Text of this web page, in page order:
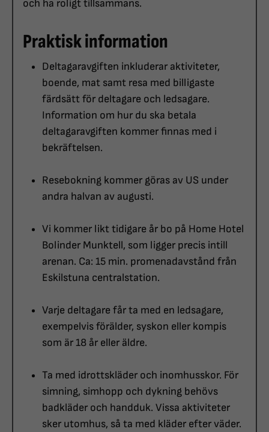
och ha roligt tillsammans.
Praktisk information
Deltagaravgiften inkluderar aktiviteter,
boende, mat samt resa med billigaste
färdsätt för deltagare och ledsagare.
Information om hur du ska betala
deltagaravgiften kommer finnas med i
bekräftelsen.
Resebokning kommer göras av US under
andra halvan av augusti.
Vi kommer likt tidigare år bo på Home Hotel
Bolinder Munktell, som ligger precis intill
arenan. Ca: 15 min. promenadavstånd från
Eskilstuna centralstation.
Varje deltagare får ta med en ledsagare,
exempelvis förälder, syskon eller kompis
som är 18 år eller äldre.
Ta med idrottskläder och inomhusskor. För
simning, simhopp och dykning behövs
badkläder och handduk. Vissa aktiviteter
sker utomhus, så ta med kläder efter väder.